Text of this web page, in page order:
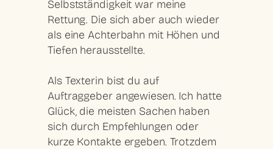
Selbstständigkeit war meine
Rettung. Die sich aber auch wieder
als eine Achterbahn mit Höhen und
Tiefen herausstellte.
Als Texterin bist du auf
Auftraggeber angewiesen. Ich hatte
Glück, die meisten Sachen haben
sich durch Empfehlungen oder
kurze Kontakte ergeben. Trotzdem